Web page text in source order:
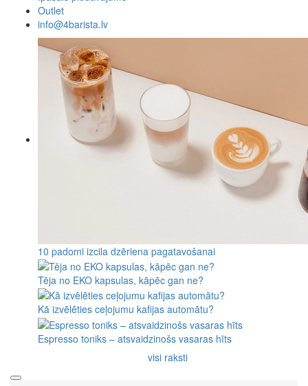
Outlet
info@4barista.lv
10 padomi izcila dzēriena pagatavošanai
Tēja no EKO kapsulas, kāpēc gan ne?
Kā izvēlēties ceļojumu kafijas automātu?
Espresso toniks – atsvaidzinošs vasaras hīts
visi raksti